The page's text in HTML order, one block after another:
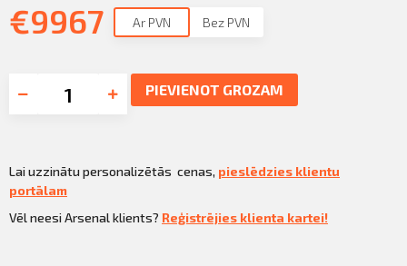
€9967 Ar PVN Bez PVN
PIEVIENOT GROZAM
Lai uzzinātu personalizētās cenas, pieslēdzies klientu
portālam
Vēl neesi Arsenal klients? Reģistrējies klienta kartei!